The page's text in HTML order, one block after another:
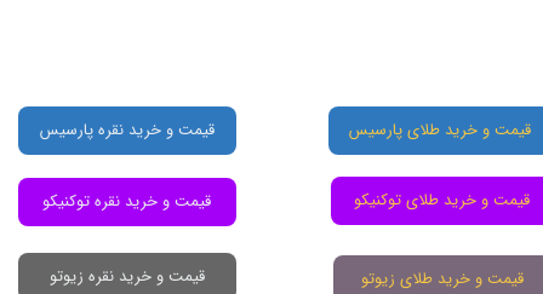
قیمت و خرید طلای پارسیس قیمت و خرید نقره پارسیس
قیمت و خرید طلای توکنیکو قیمت و خرید نقره توکنیکو
قیمت و خرید طلای زیوتو قیمت و خرید نقره زیوتو